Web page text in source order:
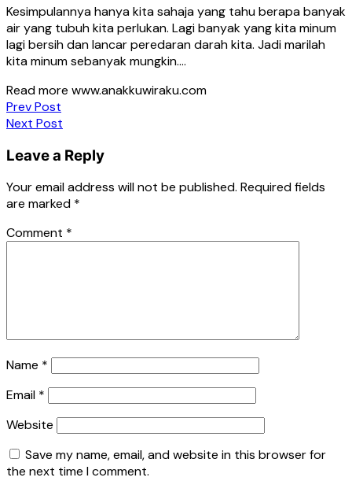
Kesimpulannya hanya kita sahaja yang tahu berapa banyak
air yang tubuh kita perlukan. Lagi banyak yang kita minum
lagi bersih dan lancar peredaran darah kita. Jadi marilah
kita minum sebanyak mungkin….
Read more www.anakkuwiraku.com
Post
navigation
Prev Post
Next Post
Leave a Reply
Your email address will not be published. Required fields
are marked *
Comment *
Name *
Email *
Website
Save my name, email, and website in this browser for
the next time I comment.